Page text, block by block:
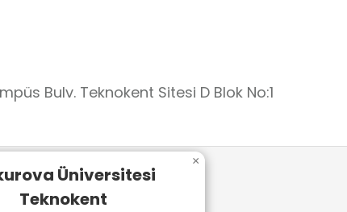
Bulv. Teknokent Sitesi D Blok No:1
Üniversitesi
Teknokent
×